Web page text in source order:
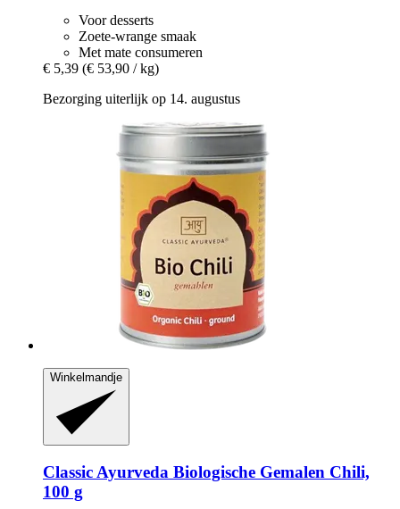
Voor desserts
Zoete-wrange smaak
Met mate consumeren
€ 5,39 (€ 53,90 / kg)
Bezorging uiterlijk op 14. augustus
Winkelmandje
Classic Ayurveda Biologische Gemalen Chili,
100 g